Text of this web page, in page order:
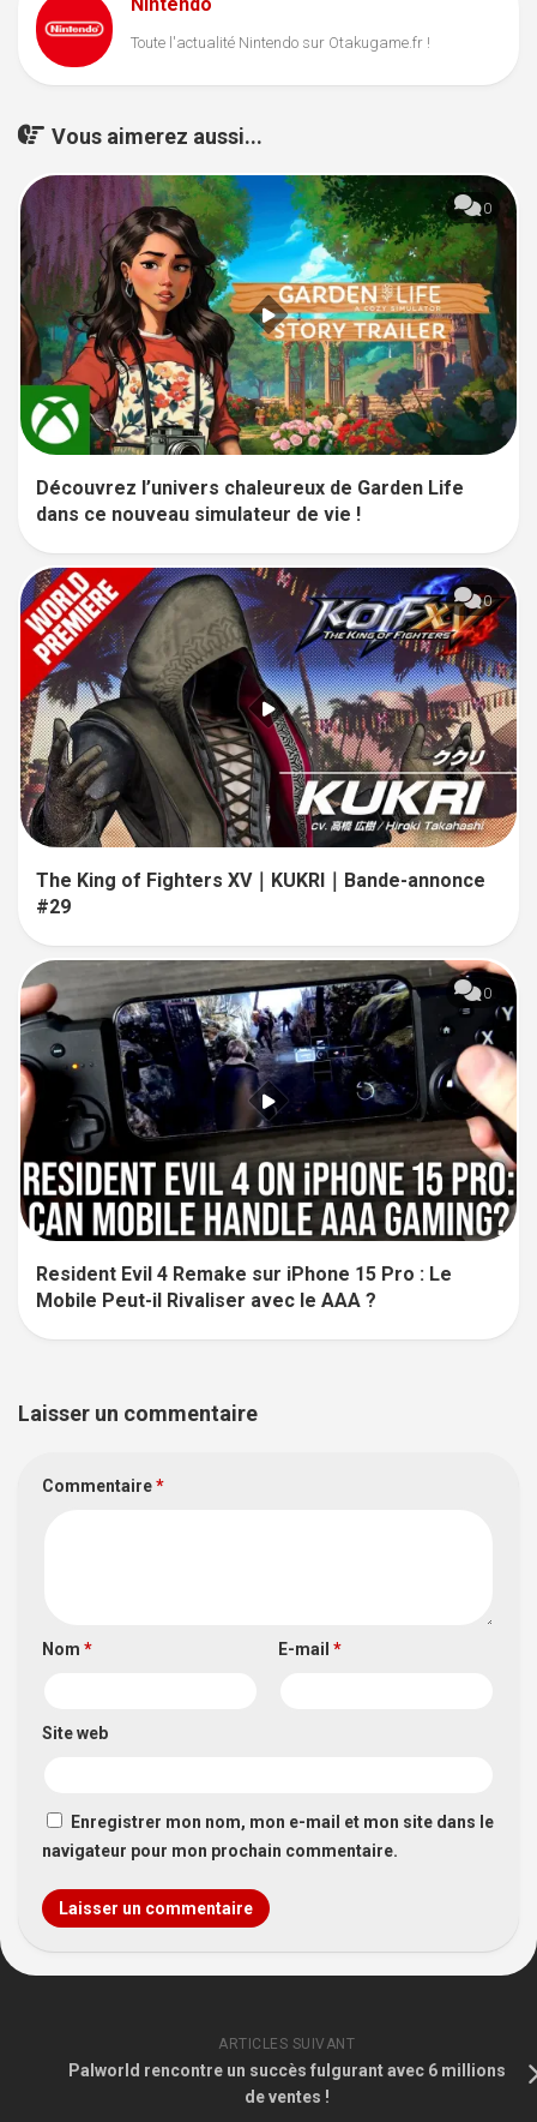
Toute l'actualité Nintendo sur Otakugame.fr !
Vous aimerez aussi...
0
Découvrez l’univers chaleureux de Garden Life
dans ce nouveau simulateur de vie !
0
The King of Fighters XV｜KUKRI｜Bande-annonce
#29
0
Resident Evil 4 Remake sur iPhone 15 Pro : Le
Mobile Peut-il Rivaliser avec le AAA ?
Laisser un commentaire
Commentaire*
Nom * E-mail *
Site web
Enregistrer mon nom, mon e-mail et mon site dans le
navigateur pour mon prochain commentaire.
ARTICLES SUIVANT
Palworld rencontre un succès fulgurant avec 6 millions
de ventes !